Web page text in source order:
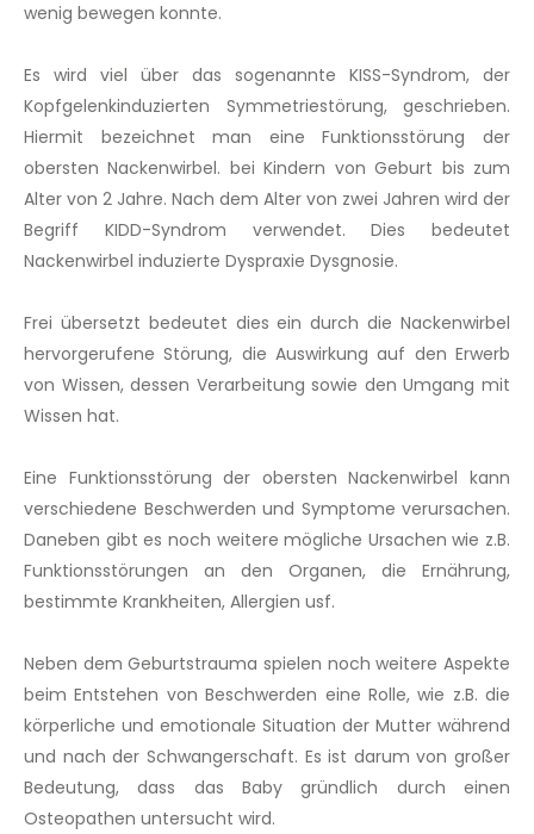
wenig bewegen konnte.
Es wird viel über das sogenannte KISS-Syndrom, der
Kopfgelenkinduzierten Symmetriestörung, geschrieben.
Hiermit bezeichnet man eine Funktionsstörung der
obersten Nackenwirbel. bei Kindern von Geburt bis zum
Alter von 2 Jahre. Nach dem Alter von zwei Jahren wird der
Begriff KIDD-Syndrom verwendet. Dies bedeutet
Nackenwirbel induzierte Dyspraxie Dysgnosie.
Frei übersetzt bedeutet dies ein durch die Nackenwirbel
hervorgerufene Störung, die Auswirkung auf den Erwerb
von Wissen, dessen Verarbeitung sowie den Umgang mit
Wissen hat.
Eine Funktionsstörung der obersten Nackenwirbel kann
verschiedene Beschwerden und Symptome verursachen.
Daneben gibt es noch weitere mögliche Ursachen wie z.B.
Funktionsstörungen an den Organen, die Ernährung,
bestimmte Krankheiten, Allergien usf.
Neben dem Geburtstrauma spielen noch weitere Aspekte
beim Entstehen von Beschwerden eine Rolle, wie z.B. die
körperliche und emotionale Situation der Mutter während
und nach der Schwangerschaft. Es ist darum von großer
Bedeutung, dass das Baby gründlich durch einen
Osteopathen untersucht wird.